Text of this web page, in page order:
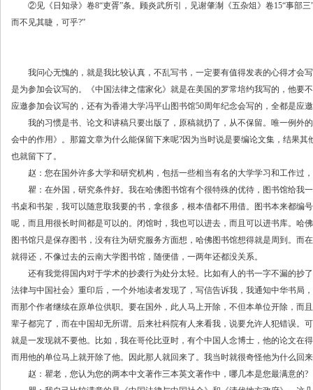
②见《日知录》卷8“吏胥”条。顾炎武所引，见谢肇淛《五杂俎》卷15“事部三
而不见其睫，可乎?”
我问心无愧的，就是我比较认真，不乱写书，一定要有值得发表的心得才会
是为参加会议写的。《中国法律之儒家化》就是在美国的罗常培约我写的，他要
应邀参加会议写的，还有为香港大学冯平山图书馆50周年纪念会写的，全都是应
我的习惯是书、论文和讲稿只要出版了，原稿就扔了，从不保留。唯一例外
会中的作用》。那篇文章为什么能保留下来呢?因为当时说是要编论文集，结果
也就留下了。
赵：您在国外许多大学和研究机构，包括一些相当有名的大学学习和工作过
瞿：在外国，研究条件好。我在哈佛图书馆有个很特殊的优待，图书馆给我
书桌和书架，我可以随意取我要的书，拿很多，根本借都不用借。图书本来都编
呢，而且用很长时间都是可以的。闭馆时，我也可以进去，而且可以进书库。哈
图书馆只是保存图书，没有往为研究服务方面想，哈佛图书馆想得就是周到。而
就得还，不像过去的云南大学图书馆，随便借，一两年还都没关系。
还有我觉得国内对于学术的抄袭行为处分太轻。比如有人的书一字不漏的抄
法律与中国社会》重印后，一个外地读者发现了，写信告诉我，我通知中华书局
而那个作者继续在原单位供职。要在国外，此人马上开除，不但本单位开除，而
辈子都完了，而在中国却无所谓。后来社科院有人来看我，说要允许人犯错误。
就是一发现就不要他。比如，我在哥伦比亚时，有个中国人念博士，他的论文在
而用他的单位马上就开除了他。因此那人就回来了。我当时就很奇怪他为什么回
赵：瞿老，您认为您的两本中文著作三本英文著作中，哪几本是您最满意的?